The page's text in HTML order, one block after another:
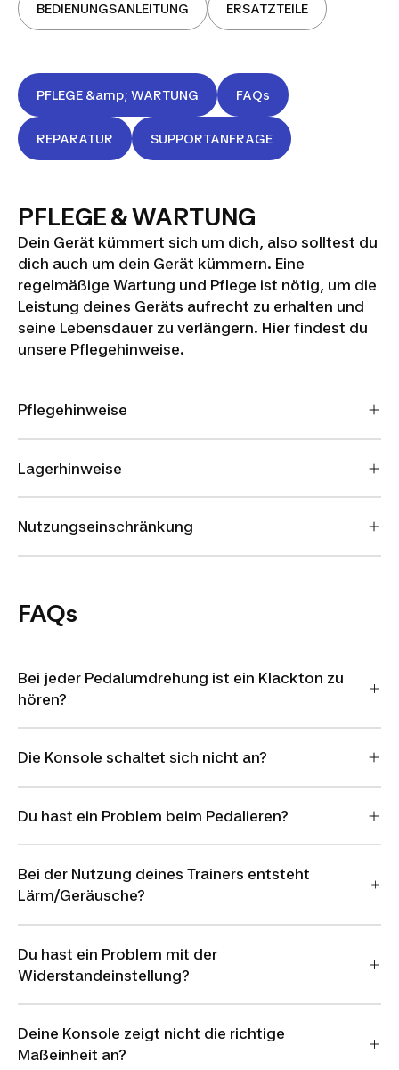
BEDIENUNGSANLEITUNG ERSATZTEILE
PFLEGE &amp; WARTUNG FAQs
REPARATUR SUPPORTANFRAGE
PFLEGE & WARTUNG
Dein Gerät kümmert sich um dich, also solltest du
dich auch um dein Gerät kümmern. Eine
regelmäßige Wartung und Pflege ist nötig, um die
Leistung deines Geräts aufrecht zu erhalten und
seine Lebensdauer zu verlängern. Hier findest du
unsere Pflegehinweise.
Pflegehinweise
Lagerhinweise
Nutzungseinschränkung
FAQs
Bei jeder Pedalumdrehung ist ein Klackton zu
hören?
Die Konsole schaltet sich nicht an?
Du hast ein Problem beim Pedalieren?
Bei der Nutzung deines Trainers entsteht
Lärm/Geräusche?
Du hast ein Problem mit der
Widerstandeinstellung?
Deine Konsole zeigt nicht die richtige
Maßeinheit an?